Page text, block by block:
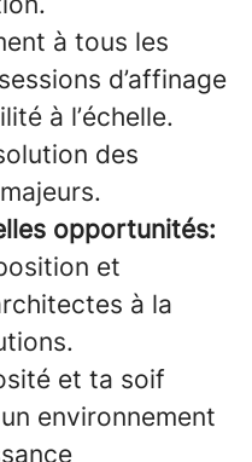
à tous les
d’affinage
à l’échelle.
des
opportunités:
et
à la
et ta soif
environnement